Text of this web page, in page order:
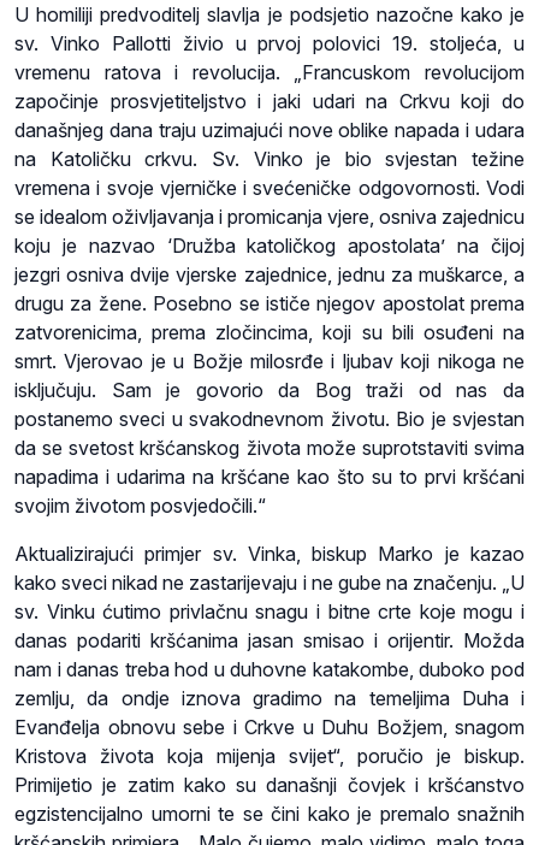
U homiliji predvoditelj slavlja je podsjetio nazočne kako je
sv. Vinko Pallotti živio u prvoj polovici 19. stoljeća, u
vremenu ratova i revolucija. „Francuskom revolucijom
započinje prosvjetiteljstvo i jaki udari na Crkvu koji do
današnjeg dana traju uzimajući nove oblike napada i udara
na Katoličku crkvu. Sv. Vinko je bio svjestan težine
vremena i svoje vjerničke i svećeničke odgovornosti. Vodi
se idealom oživljavanja i promicanja vjere, osniva zajednicu
koju je nazvao ‘Družba katoličkog apostolata’ na čijoj
jezgri osniva dvije vjerske zajednice, jednu za muškarce, a
drugu za žene. Posebno se ističe njegov apostolat prema
zatvorenicima, prema zločincima, koji su bili osuđeni na
smrt. Vjerovao je u Božje milosrđe i ljubav koji nikoga ne
isključuju. Sam je govorio da Bog traži od nas da
postanemo sveci u svakodnevnom životu. Bio je svjestan
da se svetost kršćanskog života može suprotstaviti svima
napadima i udarima na kršćane kao što su to prvi kršćani
svojim životom posvjedočili.“
Aktualizirajući primjer sv. Vinka, biskup Marko je kazao
kako sveci nikad ne zastarijevaju i ne gube na značenju. „U
sv. Vinku ćutimo privlačnu snagu i bitne crte koje mogu i
danas podariti kršćanima jasan smisao i orijentir. Možda
nam i danas treba hod u duhovne katakombe, duboko pod
zemlju, da ondje iznova gradimo na temeljima Duha i
Evanđelja obnovu sebe i Crkve u Duhu Božjem, snagom
Kristova života koja mijenja svijet“, poručio je biskup.
Primijetio je zatim kako su današnji čovjek i kršćanstvo
egzistencijalno umorni te se čini kako je premalo snažnih